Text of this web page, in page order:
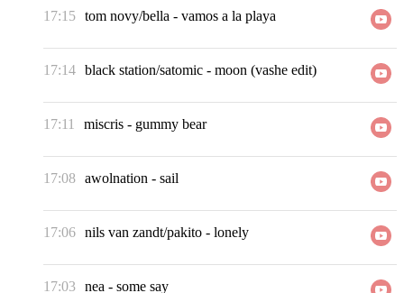
17:15 tom novy/bella - vamos a la playa
17:14 black station/satomic - moon (vashe edit)
17:11 miscris - gummy bear
17:08 awolnation - sail
17:06 nils van zandt/pakito - lonely
17:03 nea - some say